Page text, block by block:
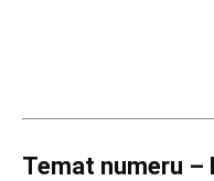
Temat numeru –